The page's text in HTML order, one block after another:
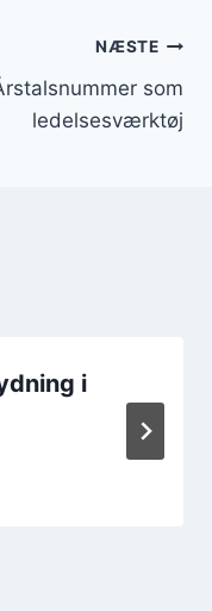
NÆSTE
som
ledelsesværktøj
i